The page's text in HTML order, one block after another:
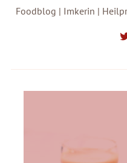
Foodblog | Imkerin |